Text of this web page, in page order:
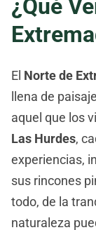
¿Qué
El Norte de
llena de
aquel que los
Las Hurdes,
experiencias,
sus rincones
todo, de la
naturaleza